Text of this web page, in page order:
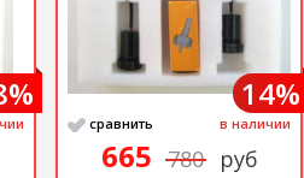
сравнить в наличии
665 780 руб
14%